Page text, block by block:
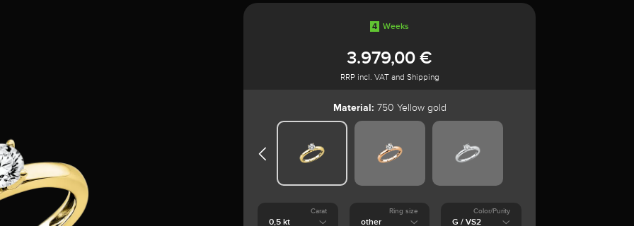
4 Weeks
3.979,00 €
RRP incl. VAT and Shipping
Material: 750 Yellow gold
Carat Ring size Color/Purity